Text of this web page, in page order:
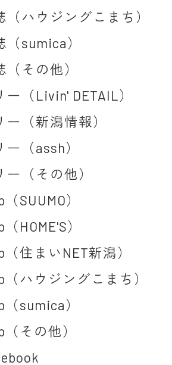
（ハウジングこまち）
（sumica）
（その他）
ー（Livin' DETAIL）
ー（新潟情報）
ー（assh）
ー（その他）
SUUMO）
HOME'S）
（住まいNET新潟）
（ハウジングこまち）
（sumica）
（その他）